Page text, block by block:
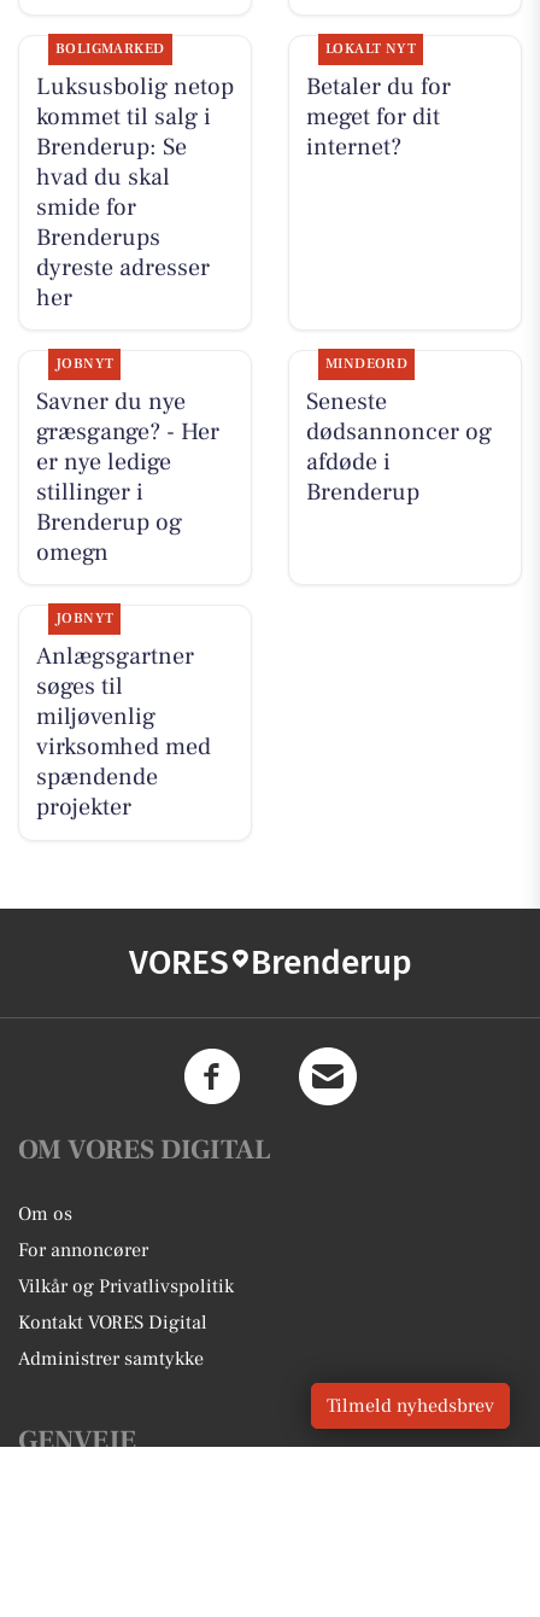
BOLIGMARKED
Luksusbolig netop
kommet til salg i
Brenderup: Se
hvad du skal
smide for
Brenderups
dyreste adresser
her
LOKALT NYT
Betaler du for
meget for dit
internet?
JOBNYT
Savner du nye
græsgange? - Her
er nye ledige
stillinger i
Brenderup og
omegn
MINDEORD
Seneste
dødsannoncer og
afdøde i
Brenderup
JOBNYT
Anlægsgartner
søges til
miljøvenlig
virksomhed med
spændende
projekter
VORES Brenderup
OM VORES DIGITAL
Om os
For annoncører
Vilkår og Privatlivspolitik
Kontakt VORES Digital
Administrer samtykke
GENVEJE
Tilmeld nyhedsbrev